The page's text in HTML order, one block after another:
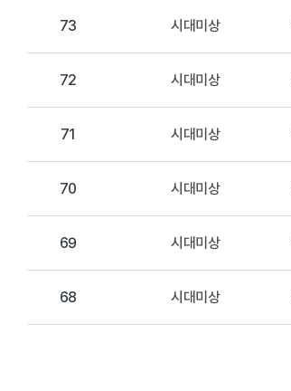
73 시대미상
72 시대미상
71 시대미상
70 시대미상
69 시대미상
68 시대미상